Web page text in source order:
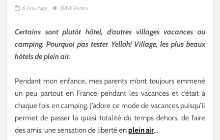
8 Ans Ago 3061 Views
Certains sont plutôt hôtel, d’autres villages vacances ou
camping. Pourquoi pas tester Yelloh! Village, les plus beaux
hôtels de plein air.
Pendant mon enfance, mes parents m’ont toujours emmené
un peu partout en France pendant les vacances et c’était à
chaque fois en camping. J’adore ce mode de vacances puisqu’il
permet de passer la quasi totalité du temps dehors, de faire
des amis: une sensation de liberté enplein air…